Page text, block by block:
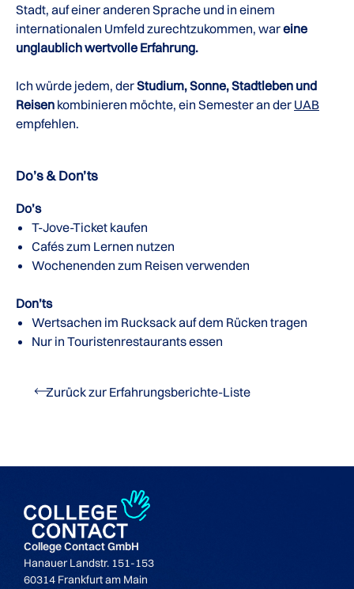
Stadt, auf einer anderen Sprache und in einem
internationalen Umfeld zurechtzukommen, wareine
unglaublich wertvolle Erfahrung.
Ich würde jedem, derStudium, Sonne, Stadtleben und
Reisen kombinieren möchte, ein Semester an der UAB
empfehlen.
Do’s & Don’ts
Do’s
T-Jove-Ticket kaufen
Cafés zum Lernen nutzen
Wochenenden zum Reisen verwenden
Don’ts
Wertsachen im Rucksack auf dem Rücken tragen
Nur in Touristenrestaurants essen
Zurück zur Erfahrungsberichte-Liste
College Contact GmbH
Hanauer Landstr. 151-153
60314 Frankfurt am Main